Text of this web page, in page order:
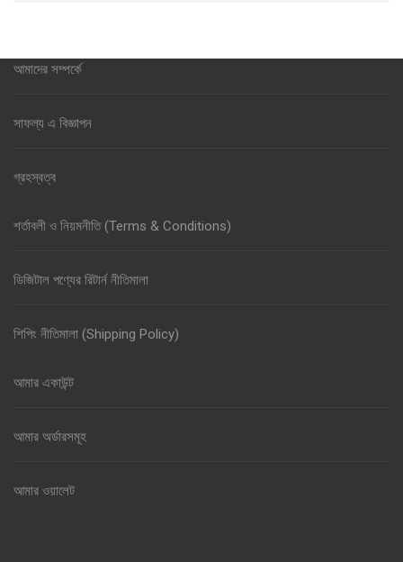
আমাদের সম্পর্কে
সাফল্য এ বিজ্ঞাপন
গ্রহস্বত্ব
শর্তাবলী ও নিয়মনীতি (Terms & Conditions)
ডিজিটাল পণ্যের রিটার্ন নীতিমালা
শিপিং নীতিমালা (Shipping Policy)
আমার একাউন্ট
আমার অর্ডারসমূহ
আমার ওয়ালেট